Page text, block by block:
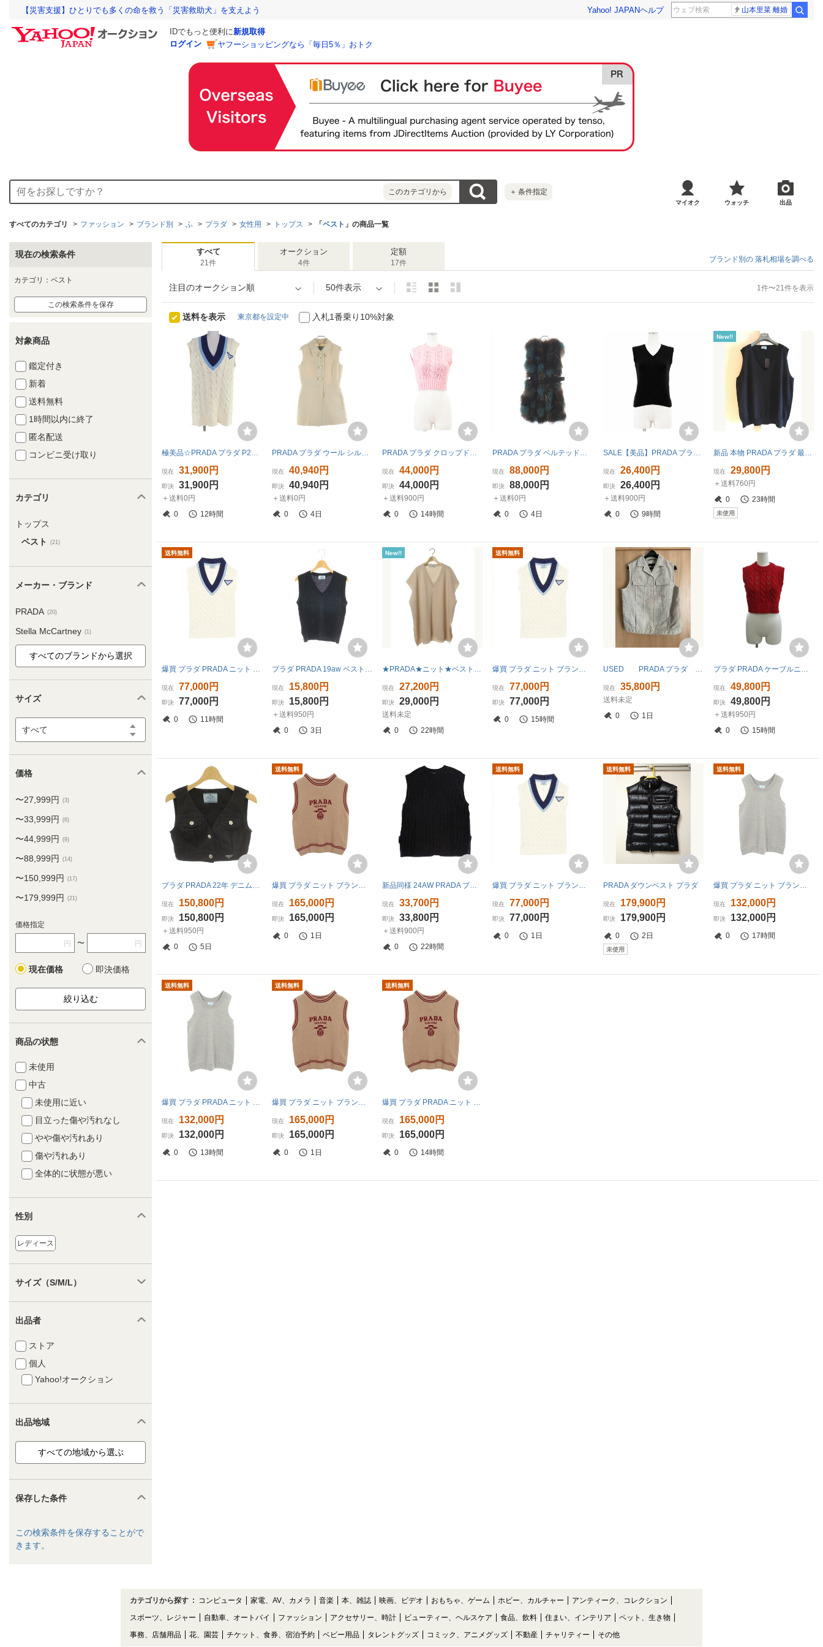
【災害支援】ひとりでも多くの命を救う「災害救助犬」を支えよう Yahoo! JAPANヘルプ 山本里菜 離婚
IDでもっと便利に新規取得
ログイン
ヤフーショッピングなら「毎日5％」おトク
このカテゴリから ＋ 条件指定
マイオク ウォッチ 出品
すべてのカテゴリ ファッション ブランド別 ふ プラダ 女性用 トップス 「 ベスト 」の商品一覧
現在の検索条件
カテゴリ：ベスト
この検索条件を保存
対象商品
鑑定付き
新着
送料無料
1時間以内に終了
匿名配送
コンビニ受け取り
カテゴリ
トップス
ベスト
(21)
メーカー・ブランド
PRADA (20)
Stella McCartney (1)
サイズ
すべて
価格
〜27,999円 (3)
〜33,999円 (6)
〜44,999円 (9)
〜88,999円 (14)
〜150,999円 (17)
〜179,999円 (21)
価格指定
円 〜 円
現在価格 即決価格
商品の状態
未使用
中古
未使用に近い
目立った傷や汚れなし
やや傷や汚れあり
傷や汚れあり
全体的に状態が悪い
性別
レディース
サイズ（S/M/L）
出品者
ストア
個人
Yahoo!オークション
出品地域
保存した条件
この検索条件を保存することがで
きます。
すべて
21件
オークション
4件
定額
17件 ブランド別の 落札相場を調べる
注目のオークション順 50件表示 1件〜21件を表示
送料を表示 東京都を設定中 入札1番乗り10%対象
極美品☆PRADA プラダ P29837 コットン100％ トライアングルロゴ ケーブル ニット ベスト アイボリー 42 イタリア製 正規品 レディース
現在 31,900円
即決 31,900円
＋送料0円
0
12時間
PRADA プラダ ウール シルク ノースリーブ ベスト コート ジャケット アイボリー
現在 40,940円
即決 40,940円
＋送料0円
0
4日
PRADA プラダ クロップドニットベスト 2022年製 コットン100% ローゲージ 三角 パッチ 短丈 トップス レディース 36 ライトピンク 伊製
現在 44,000円
即決 44,000円
＋送料900円
0
14時間
PRADA プラダ ベルテッド染色ファーベスト ノースリーブ マルチカラー ブラウン/ライトブルー 169165
現在 88,000円
即決 88,000円
＋送料0円
0
4日
SALE【美品】PRADA プラダ ベスト ニット ウール / カシミヤ 2021年製 ミドルゲージ Vネック プルオーバー レディース 38 黒 ルーマニア製
現在 26,400円
即決 26,400円
＋送料900円
0
9時間
New!!
新品 本物 PRADA プラダ 最高級 カシミヤ ロング丈 ニット ベスト 38 セーター ネイビー 紺 カシミア イタリア製
現在 29,800円
＋送料760円
0
23時間
未使用
送料無料
爆買 プラダ PRADA ニット ベスト 衣料品 トップス コットン ホワイト系 P29837 【中古】
現在 77,000円
即決 77,000円
0 11時間
プラダ PRADA 19aw ベスト ニット カシミヤ混 38 ブラック /ES ■GY19 レディース
現在 15,800円
即決 15,800円
＋送料950円
0
3日
New!!
★PRADA★ニット★ベスト★ジレ★ロング★ベージュ★Vネック★ウール★カシミア★ロングニット★ロングベスト
現在 27,200円
即決 29,000円
送料未定
0
22時間
送料無料
爆買 プラダ ニット ブランドオフ PRADA コットン ベスト 中古 レディース
現在 77,000円
即決 77,000円
0 15時間
USED PRADA プラダ ジレ ベスト
現在 35,800円
送料未定
0
1日
プラダ PRADA ケーブルニット ベスト ジレ 36 赤 レッド コットン ノースリーブ ショート クロップド丈 /PP ■GY18 レディース
現在 49,800円
即決 49,800円
＋送料950円
0
15時間
プラダ PRADA 22年 デニムクロップドベスト Vネック 前開き 三角プレート ロゴ ストレッチ 36 黒 ブラック /BB ■GY99 レディース
現在 150,800円
即決 150,800円
＋送料950円
0
5日
送料無料
爆買 プラダ ニット ブランドオフ PRADA ウール ベスト 中古 レディース
現在 165,000円
即決 165,000円
0 1日
新品同様 24AW PRADA プラダ トライアングルロゴ バージンウール ケーブルニット 切替デザイン ジレ ベスト 38 ダークブラウン ネイビー
現在 33,700円
即決 33,800円
＋送料900円
0
22時間
送料無料
爆買 プラダ ニット ブランドオフ PRADA コットン ベスト 中古 レディース
現在 77,000円
即決 77,000円
0 1日
送料無料
PRADA ダウンベスト プラダ
現在 179,900円
即決 179,900円
0 2日
未使用
送料無料
爆買 プラダ ニット ブランドオフ PRADA カシミヤ ベスト カシミヤ 中古 レディース
現在 132,000円
即決 132,000円
0 17時間
送料無料
現在 132,000円
即決 132,000円
0 13時間
送料無料
現在 165,000円
即決 165,000円
0 1日
送料無料
現在 165,000円
即決 165,000円
0 14時間
カテゴリから探す : コンピュータ 家電、AV、カメラ 音楽 本、雑誌 映画、ビデオ おもちゃ、ゲーム ホビー、カルチャー
アンティーク、コレクション
スポーツ、レジャー
自動車、オートバイ ファッション アクセサリー、時計 ビューティー、ヘルスケア 食品、飲料 住まい、インテリア
ペット、生き物
事務、店舗用品
花、園芸 チケット、食券、宿泊予約 ベビー用品 タレントグッズ コミック、アニメグッズ 不動産 チャリティー その他